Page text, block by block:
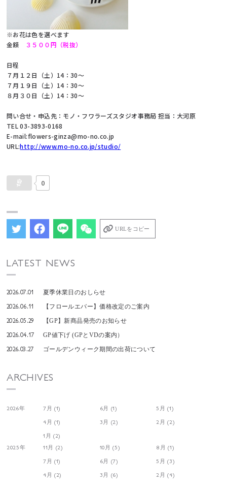
※お花は色を選べます
金額
３５００円（税抜）
日程
７月１２日（土）14：30～
７月１９日（土）14：30～
８月３０日（土）14：30～
問い合せ・申込先：モノ・フワラーズスタジオ事務局 担当：大河原
TEL 03-3893-0168
E-mail:flowers-ginza@mo-no.co.jp
URL:http://www.mo-no.co.jp/studio/
0
URLをコピー
LATEST NEWS
2026.07.01 夏季休業日のおしらせ
2026.06.11 【フロールエバー】価格改定のご案内
2026.05.29 【GP】新商品発売のお知らせ
2026.04.17 GP値下げ (GPとVDの案内）
2026.03.27 ゴールデンウィーク期間の出荷について
ARCHIVES
2026年 7月 (1) 6月 (1)
5月 (1)
4月 (1)
3月 (2)
2月 (2)
1月 (2)
2025年
11月 (2) 10月 (5)
8月 (1)
7月 (1)
6月 (7)
5月 (3)
4月 (2)
3月 (6) 2月 (4)